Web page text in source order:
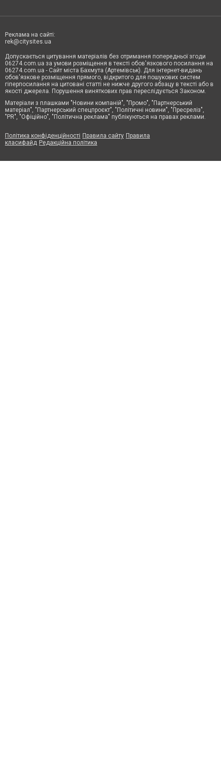
Реклама на сайті:
rek@citysites.ua
Допускається цитування матеріалів без отримання попередньої згоди
06274.com.ua за умови розміщення в тексті обов'язкового посилання на
06274.com.ua - Сайт міста Бахмута (Артемівськ). Для інтернет-видань
обов'язкове розміщення прямого, відкритого для пошукових систем
гіперпосилання на цитовані статті не нижче другого абзацу в тексті або в
якості джерела. Порушення виняткових прав переслідується Законом.
Матеріали з плашками "Новини компаній", "Промо", "Партнерський
матеріал", "Партнерський спецпроєкт", "Політичні новини", "Пресреліз",
"PR", "Офіційно", "Політична реклама" публікуються на правах реклами.
Політика конфіденційності Правила сайту Правила
класифайд Редакційна політика